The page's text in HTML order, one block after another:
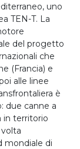
uno
TEN-T. La
del progetto
che
(Francia) e
alle linee
è
due canne a
in territorio
mondiale di